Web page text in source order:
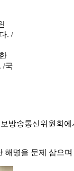
/국
송통신위원회
명을 문제 삼으